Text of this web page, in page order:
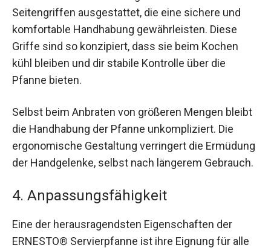
Seitengriffen ausgestattet, die eine sichere und
komfortable Handhabung gewährleisten. Diese
Griffe sind so konzipiert, dass sie beim Kochen
kühl bleiben und dir stabile Kontrolle über die
Pfanne bieten.
Selbst beim Anbraten von größeren Mengen bleibt
die Handhabung der Pfanne unkompliziert. Die
ergonomische Gestaltung verringert die Ermüdung
der Handgelenke, selbst nach längerem Gebrauch.
4. Anpassungsfähigkeit
Eine der herausragendsten Eigenschaften der
ERNESTO® Servierpfanne ist ihre Eignung für alle